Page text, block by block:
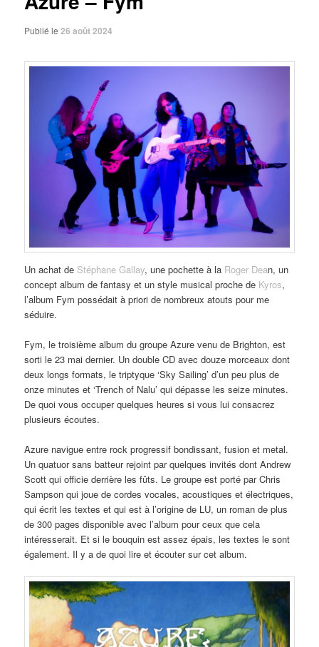
Publié le26 août 2024
Un achat de Stéphane Gallay, une pochette à la Roger Dean, un
concept album de fantasy et un style musical proche de Kyros,
l’album Fym possédait à priori de nombreux atouts pour me
séduire.
Fym, le troisième album du groupe Azure venu de Brighton, est
sorti le 23 mai dernier. Un double CD avec douze morceaux dont
deux longs formats, le triptyque ‘Sky Sailing’ d’un peu plus de
onze minutes et ‘Trench of Nalu’ qui dépasse les seize minutes.
De quoi vous occuper quelques heures si vous lui consacrez
plusieurs écoutes.
Azure navigue entre rock progressif bondissant, fusion et metal.
Un quatuor sans batteur rejoint par quelques invités dont Andrew
Scott qui officie derrière les fûts. Le groupe est porté par Chris
Sampson qui joue de cordes vocales, acoustiques et électriques,
qui écrit les textes et qui est à l’origine de LU, un roman de plus
de 300 pages disponible avec l’album pour ceux que cela
intéresserait. Et si le bouquin est assez épais, les textes le sont
également. Il y a de quoi lire et écouter sur cet album.